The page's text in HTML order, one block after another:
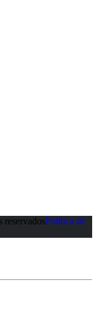
reservadosPolítica de